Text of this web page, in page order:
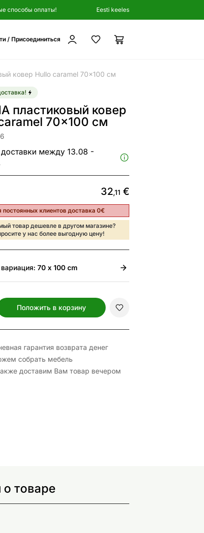
способы оплаты! Eesti keeles
/ Присоединиться
ковер Hullo caramel 70x100 см
пластиковый ковер
70x100 см
между 13.08 -
32,11 €
постоянных клиентов доставка 0€
товар дешевле в другом магазине?
у нас более выгодную цену!
вариация: 70 x 100 cm
Положить в корзину
гарантия возврата денег
собрать мебель
доставим Вам товар вечером
товаре